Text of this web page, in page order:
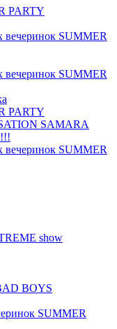
PARTY
SUMMER
SUMMER
PARTY
SAMARA
SUMMER
show
BOYS
SUMMER